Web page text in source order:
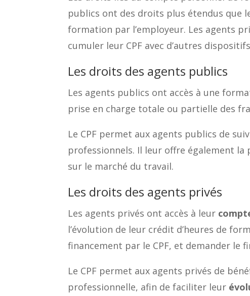
publics ont des droits plus étendus que
formation par l’employeur. Les agents
cumuler leur CPF avec d’autres
Les droits des agents publics
Les agents publics ont accès à une
prise en charge totale ou partielle des
Le CPF permet aux agents publics de
professionnels. Il leur offre également
sur le marché du travail.
Les droits des agents privés
Les agents privés ont accès à leur
l’évolution de leur crédit d’heures de
financement par le CPF, et demander le
Le CPF permet aux agents privés de
professionnelle, afin de faciliter leur